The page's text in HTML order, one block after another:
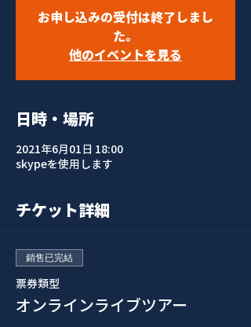
お申し込みの受付は終了しまし
た。
他のイベントを見る
日時・場所
2021年6月01日 18:00
skypeを使用します
チケット詳細
銷售已完結
票券類型
オンラインライブツアー